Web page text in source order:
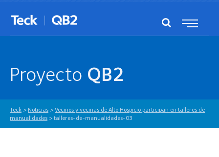
Proyecto QB2
Teck > Noticias > Vecinos y vecinas de Alto Hospicio participan en talleres de
manualidades > talleres-de-manualidades-03